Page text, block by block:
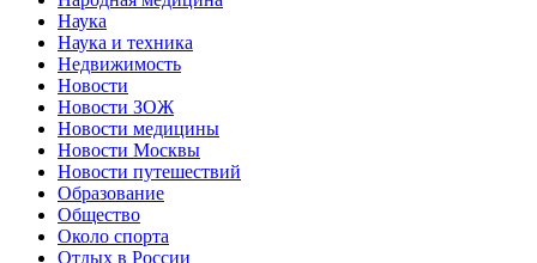
Наука
Наука и техника
Недвижимость
Новости
Новости ЗОЖ
Новости медицины
Новости Москвы
Новости путешествий
Образование
Общество
Около спорта
Отдых в России